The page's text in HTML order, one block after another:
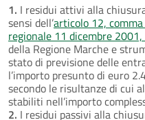
1. I residui attivi alla
sensi dell’articolo 12,
regionale 11 dicembre 2001,
della Regione Marche e
stato di previsione delle
l’importo presunto di euro
secondo le risultanze di cui
stabiliti nell’importo
2. I residui passivi alla